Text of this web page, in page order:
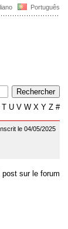
Português
T U V W X Y Z #
le 04/05/2025
post sur le forum